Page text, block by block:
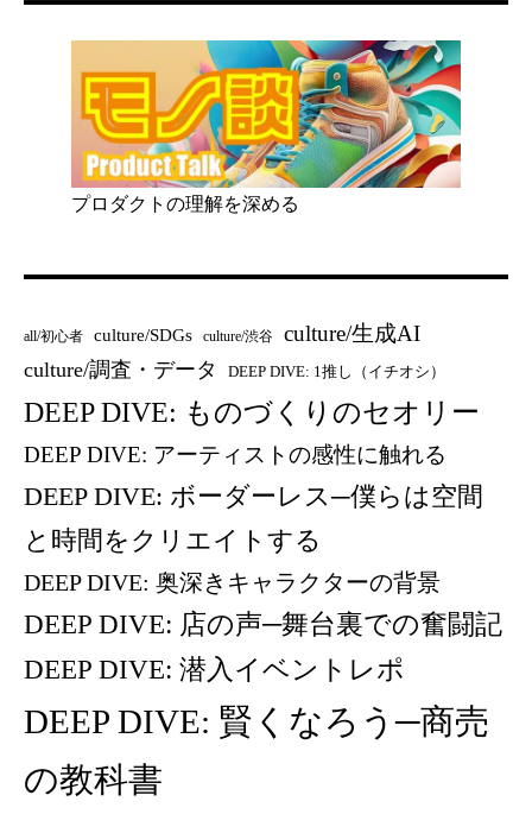
プロダクトの理解を深める
all/初心者 culture/SDGs culture/渋谷 culture/生成AI
culture/調査・データ DEEP DIVE: 1推し（イチオシ）
DEEP DIVE: ものづくりのセオリー
DEEP DIVE: アーティストの感性に触れる
DEEP DIVE: ボーダーレス─僕らは空間
と時間をクリエイトする
DEEP DIVE: 奥深きキャラクターの背景
DEEP DIVE: 店の声─舞台裏での奮闘記
DEEP DIVE: 潜入イベントレポ
DEEP DIVE: 賢くなろう─商売
の教科書